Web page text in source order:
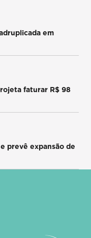
em
faturar R$ 98
prevê expansão de